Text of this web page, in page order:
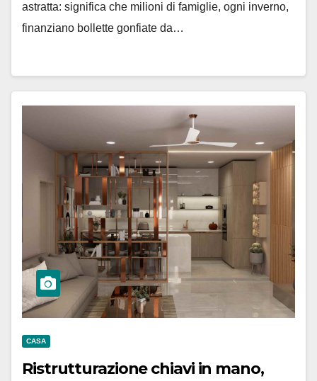
astratta: significa che milioni di famiglie, ogni inverno,
finanziano bollette gonfiate da…
CASA
Ristrutturazione chiavi in mano,